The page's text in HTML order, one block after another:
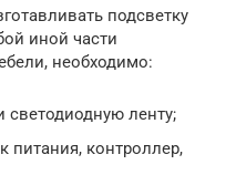
подсветку
иной части
необходимо:
светодиодную ленту;
питания, контроллер,